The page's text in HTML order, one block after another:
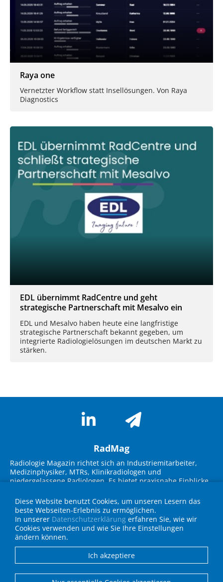
Raya one
Vernetzter Workflow statt Insellösungen. Von Raya
Diagnostics
EDL übernimmt RadCentre und geht
strategische Partnerschaft mit Mesalvo ein
EDL und Mesalvo haben heute eine langfristige
strategische Partnerschaft bekannt gegeben, um
integrierte Radiologielösungen im deutschen Markt zu
stärken.
RadMag
Radiologie Magazin richtet sich an Industriemitarbeiter,
Medizinphysiker, MTRs, Klinikradiologen und
niedergelassene Radiologen. Es bietet praxisnahe Einblicke
Lösungen. Im Fokus stehen Themen wie KI-Integration,
Workflow-Optimierung, strukturierte Befundung und
Strahlenschutz. Experteninterviews, Fallbeispiele und
Geräteübersichten unterstützen die Zielgruppe bei
Entscheidungen für die Praxis und fördern den
Anbieterverzeichnis
Diese Website benutzt Cookies, um unseren Lesern das
beste Webseiten-Erlebnis zu ermöglichen.
In unserer Datenschutzerklärung erfahren Sie, wie wir
Cookies verwenden und wie Sie Ihre Einstellungen
ändern können.
Ich akzeptiere